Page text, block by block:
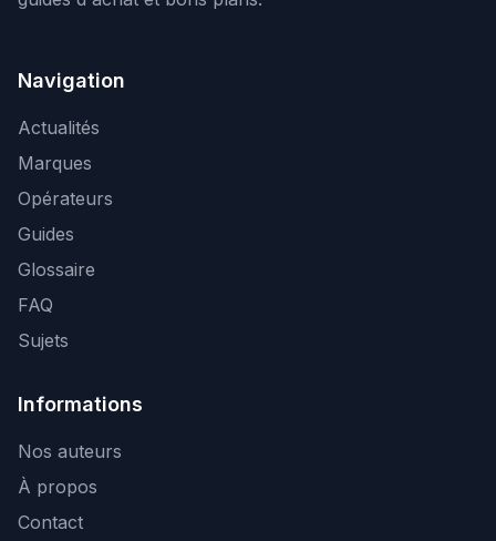
Navigation
Actualités
Marques
Opérateurs
Guides
Glossaire
FAQ
Sujets
Informations
Nos auteurs
À propos
Contact